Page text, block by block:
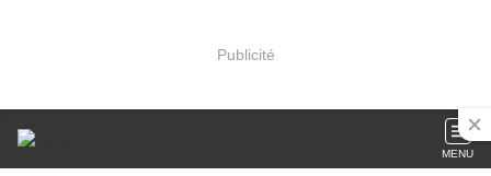
Publicité
MENU